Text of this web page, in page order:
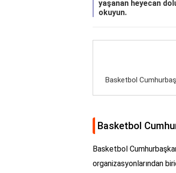
yaşanan heyecan
okuyun.
Basketbol
Basketbol
Basketbol
organizasyonlarından